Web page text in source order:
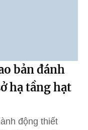
bản đánh
hạ tầng hạt
động thiết